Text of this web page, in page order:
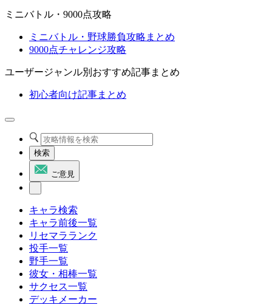
ミニバトル・9000点攻略
ミニバトル・野球勝負攻略まとめ
9000点チャレンジ攻略
ユーザージャンル別おすすめ記事まとめ
初心者向け記事まとめ
検索
ご意見
キャラ検索
キャラ前後一覧
リセマラランク
投手一覧
野手一覧
彼女・相棒一覧
サクセス一覧
デッキメーカー